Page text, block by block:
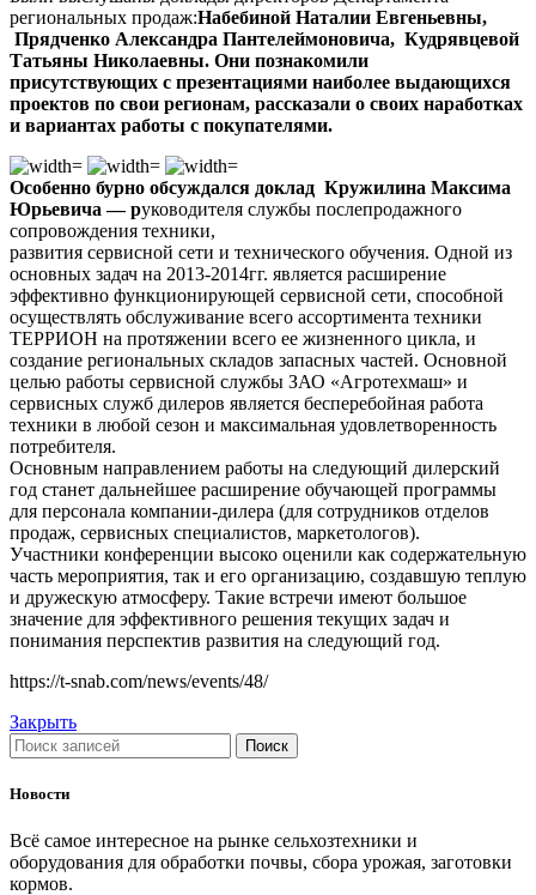
региональных продаж:Набебиной Наталии Евгеньевны,
Прядченко Александра Пантелеймоновича, Кудрявцевой
Татьяны Николаевны. Они познакомили
присутствующих с презентациями наиболее выдающихся
проектов по свои регионам, рассказали о своих наработках
и вариантах работы с покупателями.
Особенно бурно обсуждался доклад Кружилина Максима
Юрьевича — руководителя службы послепродажного
сопровождения техники,
развития сервисной сети и технического обучения. Одной из
основных задач на 2013-2014гг. является расширение
эффективно функционирующей сервисной сети, способной
осуществлять обслуживание всего ассортимента техники
ТЕРРИОН на протяжении всего ее жизненного цикла, и
создание региональных складов запасных частей. Основной
целью работы сервисной службы ЗАО «Агротехмаш» и
сервисных служб дилеров является бесперебойная работа
техники в любой сезон и максимальная удовлетворенность
потребителя.
Основным направлением работы на следующий дилерский
год станет дальнейшее расширение обучающей программы
для персонала компании-дилера (для сотрудников отделов
продаж, сервисных специалистов, маркетологов).
Участники конференции высоко оценили как содержательную
часть мероприятия, так и его организацию, создавшую теплую
и дружескую атмосферу. Такие встречи имеют большое
значение для эффективного решения текущих задач и
понимания перспектив развития на следующий год.
https://t-snab.com/news/events/48/
Закрыть
Поиск
Новости
Всё самое интересное на рынке сельхозтехники и
оборудования для обработки почвы, сбора урожая, заготовки
кормов.